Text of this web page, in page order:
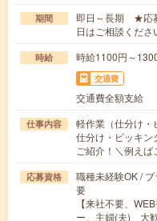
期間
即日～長期 ★応
日はご相談くだ
時給 時給1100円～
交通費
交通費全額支給
仕事内容
軽作業（仕分け・
仕分け・ピッキン
ご紹介！＼例え
応募資格
職種未経験OK /
要
【来社不要、
ー、主婦(夫) 大